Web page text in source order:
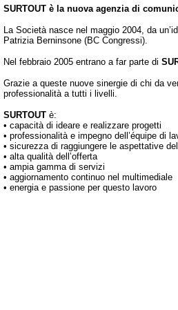
SURTOUT è la nuova agenzia di
La Società nasce nel maggio 2004, da
Patrizia Berninsone (BC Congressi).
Nel febbraio 2005 entrano a far parte di
Grazie a queste nuove sinergie di chi da
professionalità a tutti i livelli.
SURTOUT è:
• capacità di ideare e realizzare progetti
• professionalità e impegno dell’équipe di
• sicurezza di raggiungere le aspettative
• alta qualità dell’offerta
• ampia gamma di servizi
• aggiornamento continuo nel multimediale
• energia e passione per questo lavoro